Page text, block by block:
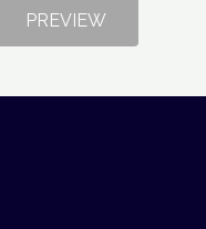
PREVIEW